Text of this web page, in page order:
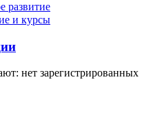
развитие
и курсы
нет зарегистрированных